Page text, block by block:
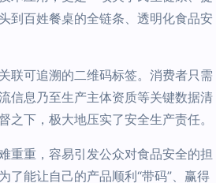
到百姓餐桌的全链条、透明化食品安
联可追溯的二维码标签。消费者只需
信息乃至生产主体资质等关键数据清
下，极大地压实了安全生产责任。
重重，容易引发公众对食品安全的担
了能让自己的产品顺利“带码”、赢得